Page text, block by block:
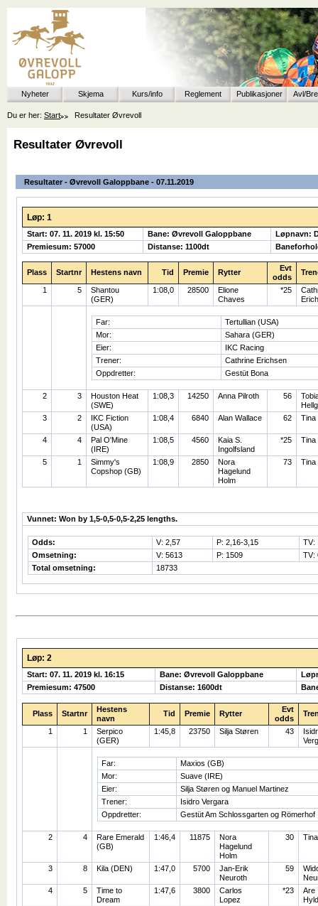
Nyheter Skjema Kurs/info Reglement Publikasjoner Avl/
Du er her: Start Resultater Øvrevoll
Resultater Øvrevoll
Resultater - Øvrevoll Galoppbane - 07.11.2019
Løp: 1
Start: 07. 11. 2019 kl. 15:50 Bane: Øvrevoll Galoppbane
Løpnavn:
Premiesum: 57000
Distanse: 1100dt
Plass Startnr Hestens navn Tid Premie Rytter
Evt
odds
1 5
Shantou
(GER)
1:08,0 28500
Elione
Chaves
*25
Far:
Tertullian (USA)
Mor:
Sahara (GER)
Eier:
IKC Racing
Trener:
Cathrine Erichsen
Oppdretter:
Gestüt Bona
2 3
Houston Heat
(SWE)
1:08,3 14250 Anna Pilroth 56
3
2
IKC Fiction
(USA)
1:08,4 6840 Alan Wallace 62 Tina
4 4
Pal O'Mine
(IRE)
1:08,5 4560
Kaia S.
Ingolfsland
*25 Tina
5 1
Simmy's
Copshop (GB)
1:08,9 2850
Nora
Hagelund
Holm
73 Tina
Vunnet: Won by 1,5-0,5-0,5-2,25 lengths.
Odds: V: 2,57 P: 2,16-3,15
TV:
Omsetning:
V: 5613 P: 1509
TV:
Total omsetning:
18733
Løp: 2
Start: 07. 11. 2019 kl. 16:15 Bane: Øvrevoll Galoppbane
Premiesum: 47500
Distanse: 1600dt
Plass Startnr
Hestens
navn
Tid Premie Rytter
Evt
odds
1 1
Serpico
(GER)
1:45,8 23750 Silja Støren 43
Far:
Maxios (GB)
Mor:
Suave (IRE)
Eier:
Silja Støren og Manuel Martinez
Trener:
Isidro Vergara
Oppdretter:
Gestüt Am Schlossgarten og Römerhof
2 4
Rare Emerald
(GB)
1:46,4 11875
Nora
Hagelund
Holm
30
3 8 Kila (DEN) 1:47,0 5700
Jan-Erik
Neuroth
59
4
5
Time to
Dream
1:47,6 3800
Carlos
Lopez
*23
Are